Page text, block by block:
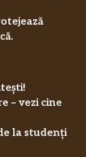
– vezi cine
la studenți